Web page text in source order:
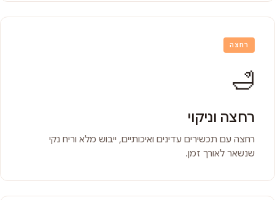
רחצה
🛁
רחצה וניקוי
רחצה עם תכשירים עדינים ואיכותיים, ייבוש מלא וריח נקי
שנשאר לאורך זמן.